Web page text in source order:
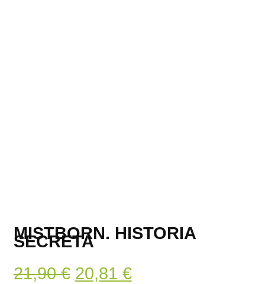
MISTBORN. HISTORIA
SECRETA
21,90€ El
20,81 €El